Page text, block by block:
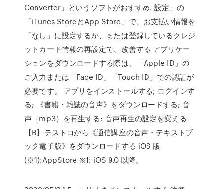
Converter」というソフトがおすすめ. 設定」の
「iTunes StoreとApp Store」で、お支払い情報を
「なし」に設定するか、または登録しているクレジ
ットカード情報の再設定で、改善する アプリケー
ションをダウンロードする際は、「Apple ID」の
ご入力または「Face ID」「Touch ID」での認証が
必要です。 アプリをインストールする; ログインす
る; 《書籍・雑誌の音声》をダウンロードする; 音
声（mp3）を再生する; 音声再生の設定を変える
【B】テストコから《通信講座の音声・テキストブ
ック電子版》をダウンロードする iOS 版
(※1):AppStore ※1: iOS 9.0 以降。